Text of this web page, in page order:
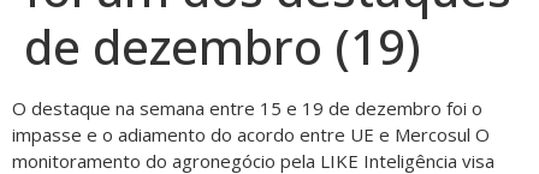
de dezembro (19)
O destaque na semana entre 15 e 19 de dezembro foi o
impasse e o adiamento do acordo entre UE e Mercosul O
monitoramento do agronegócio pela LIKE Inteligência visa